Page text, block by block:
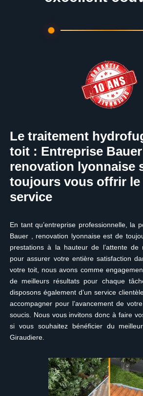
Le traitement
toit : Entreprise
renovation lyonnaise
toujours vous offrir le
service
En tant qu’entreprise professionnelle, la
Bauer , renovation lyonnaise est de
prestations à la hauteur de l’attente de
pour assurer votre entière satisfaction
votre toit, nous avons comme
de meilleurs résultats pour chaque
disposons également d’un service
accompagner pour l’avancement de
soucis. Nous vous invitons donc à faire
si vous souhaitez bénéficier du
Giraudiere.